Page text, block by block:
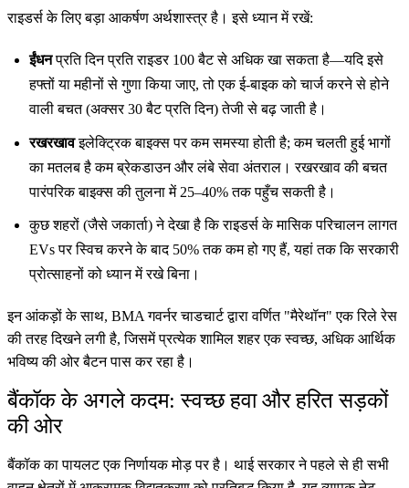
राइडर्स के लिए बड़ा आकर्षण अर्थशास्त्र है। इसे ध्यान में रखें:
ईंधनप्रति दिन प्रति राइडर 100 बैट से अधिक खा सकता है—यदि इसे
हफ्तों या महीनों से गुणा किया जाए, तो एक ई-बाइक को चार्ज करने से होने
वाली बचत (अक्सर 30 बैट प्रति दिन) तेजी से बढ़ जाती है।
रखरखावइलेक्ट्रिक बाइक्स पर कम समस्या होती है; कम चलती हुई भागों
का मतलब है कम ब्रेकडाउन और लंबे सेवा अंतराल। रखरखाव की बचत
पारंपरिक बाइक्स की तुलना में 25–40% तक पहुँच सकती है।
कुछ शहरों (जैसे जकार्ता) ने देखा है कि राइडर्स के मासिक परिचालन लागत
EVs पर स्विच करने के बाद 50% तक कम हो गए हैं, यहां तक कि सरकारी
प्रोत्साहनों को ध्यान में रखे बिना।
इन आंकड़ों के साथ, BMA गवर्नर चाडचार्ट द्वारा वर्णित "मैरेथॉन" एक रिले रेस
की तरह दिखने लगी है, जिसमें प्रत्येक शामिल शहर एक स्वच्छ, अधिक आर्थिक
भविष्य की ओर बैटन पास कर रहा है।
बैंकॉक के अगले कदम: स्वच्छ हवा और हरित सड़कों
की ओर
बैंकॉक का पायलट एक निर्णायक मोड़ पर है। थाई सरकार ने पहले से ही सभी